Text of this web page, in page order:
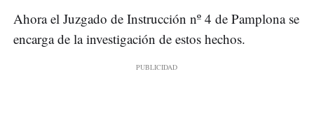
Ahora el Juzgado de Instrucción nº 4 de Pamplona se
encarga de la investigación de estos hechos.